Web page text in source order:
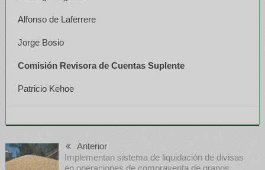
Alfonso de Laferrere
Jorge Bosio
Comisión Revisora de Cuentas Suplente
Patricio Kehoe
Anterior
Implementan sistema de liquidación de divisas
en operaciones de compraventa de granos